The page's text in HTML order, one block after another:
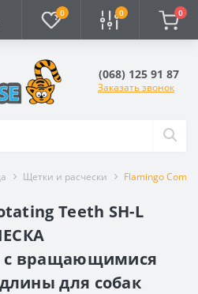
0 0 0
(068) 125 91 87
Заказать звонок
Щетки и расчески Flamingo
Teeth SH-L
вращающимися
для собак